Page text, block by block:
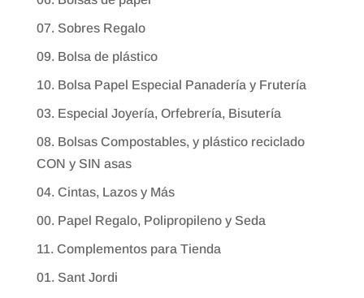
07. Sobres Regalo
09. Bolsa de plástico
10. Bolsa Papel Especial Panadería y Frutería
03. Especial Joyería, Orfebrería, Bisutería
08. Bolsas Compostables, y plástico reciclado
CON y SIN asas
04. Cintas, Lazos y Más
00. Papel Regalo, Polipropileno y Seda
11. Complementos para Tienda
01. Sant Jordi